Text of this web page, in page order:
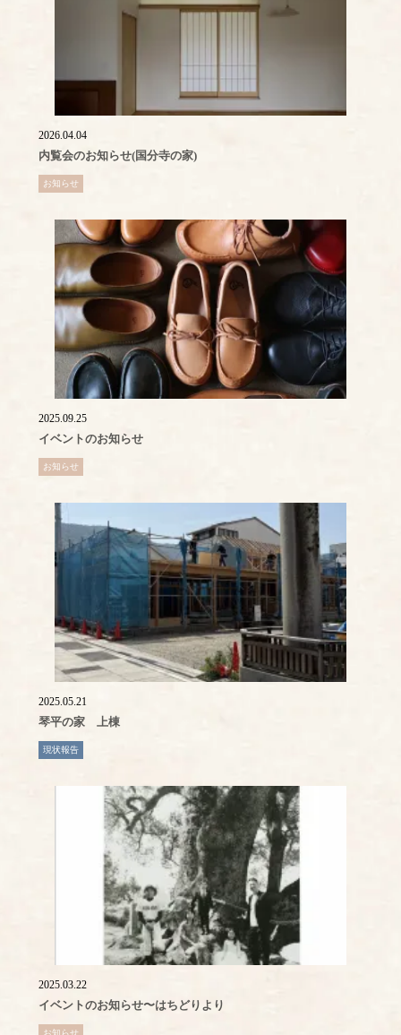
2026.04.04
内覧会のお知らせ(国分寺の家)
お知らせ
2025.09.25
イベントのお知らせ
お知らせ
2025.05.21
琴平の家 上棟
現状報告
2025.03.22
イベントのお知らせ〜はちどりより
お知らせ